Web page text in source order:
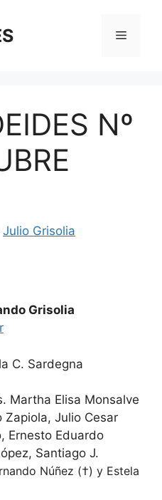
Menú
Nº
Julio Grisolia
Grisolia
C. Sardegna
Martha Elisa Monsalve
Zapiola, Julio Cesar
Ernesto Eduardo
Santiago J.
Núñez (†) y Estela